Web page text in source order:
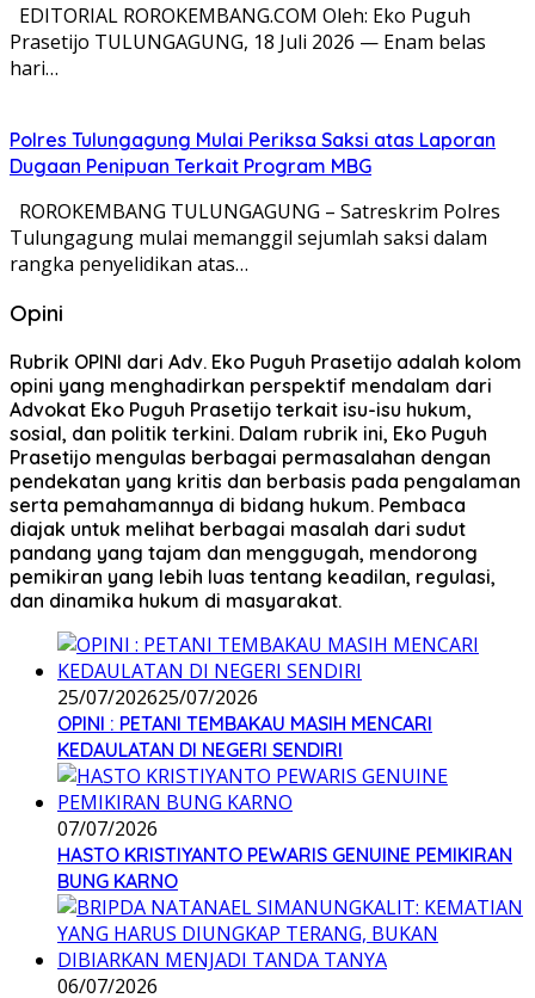
EDITORIAL ROROKEMBANG.COM Oleh: Eko Puguh
Prasetijo TULUNGAGUNG, 18 Juli 2026 — Enam belas
hari…
Polres Tulungagung Mulai Periksa Saksi atas Laporan
Dugaan Penipuan Terkait Program MBG
ROROKEMBANG TULUNGAGUNG – Satreskrim Polres
Tulungagung mulai memanggil sejumlah saksi dalam
rangka penyelidikan atas…
Opini
Rubrik OPINI dari Adv. Eko Puguh Prasetijo adalah kolom
opini yang menghadirkan perspektif mendalam dari
Advokat Eko Puguh Prasetijo terkait isu-isu hukum,
sosial, dan politik terkini. Dalam rubrik ini, Eko Puguh
Prasetijo mengulas berbagai permasalahan dengan
pendekatan yang kritis dan berbasis pada pengalaman
serta pemahamannya di bidang hukum. Pembaca
diajak untuk melihat berbagai masalah dari sudut
pandang yang tajam dan menggugah, mendorong
pemikiran yang lebih luas tentang keadilan, regulasi,
dan dinamika hukum di masyarakat.
25/07/202625/07/2026
OPINI : PETANI TEMBAKAU MASIH MENCARI
KEDAULATAN DI NEGERI SENDIRI
07/07/2026
HASTO KRISTIYANTO PEWARIS GENUINE PEMIKIRAN
BUNG KARNO
06/07/2026